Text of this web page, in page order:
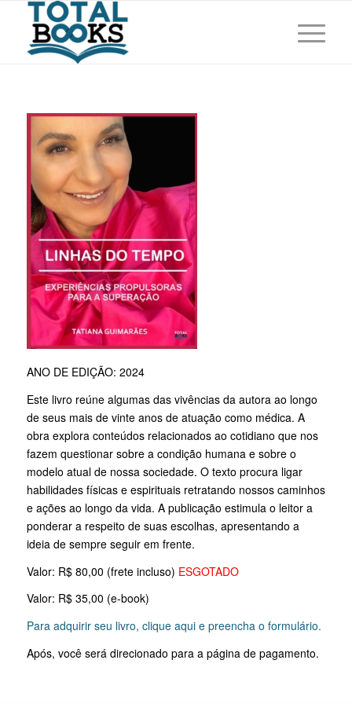
ANO DE EDIÇÃO: 2024
Este livro reúne algumas das vivências da autora ao longo
de seus mais de vinte anos de atuação como médica. A
obra explora conteúdos relacionados ao cotidiano que nos
fazem questionar sobre a condição humana e sobre o
modelo atual de nossa sociedade. O texto procura ligar
habilidades físicas e espirituais retratando nossos caminhos
e ações ao longo da vida. A publicação estimula o leitor a
ponderar a respeito de suas escolhas, apresentando a
ideia de sempre seguir em frente.
Valor: R$ 80,00 (frete incluso) ESGOTADO
Valor: R$ 35,00 (e-book)
Para adquirir seu livro, clique aqui e preencha o formulário.
Após, você será direcionado para a página de pagamento.